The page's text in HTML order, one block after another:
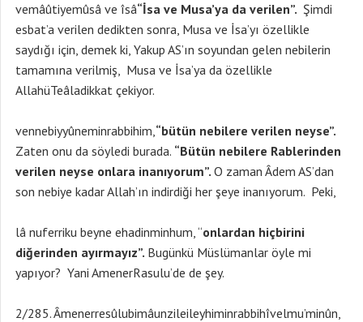
vemâûtiyemûsâ ve îsâ“İsa ve Musa’ya da verilen”. Şimdi
esbat’a verilen dedikten sonra, Musa ve İsa’yı özellikle
saydığı için, demek ki, Yakup AS’ın soyundan gelen nebilerin
tamamına verilmiş, Musa ve İsa’ya da özellikle
AllahüTeâladikkat çekiyor.
vennebiyyûneminrabbihim,“bütün nebilere verilen neyse”.
Zaten onu da söyledi burada. “Bütün nebilere Rablerinden
verilen neyse onlara inanıyorum”. O zaman Âdem AS’dan
son nebiye kadar Allah’ın indirdiği her şeye inanıyorum. Peki,
lâ nuferriku beyne ehadinminhum, “onlardan hiçbirini
diğerinden ayırmayız”. Bugünkü Müslümanlar öyle mi
yapıyor? Yani AmenerRasulu’de de şey.
2/285. Âmenerresûlubimâunzileileyhiminrabbihîvelmu’minûn,